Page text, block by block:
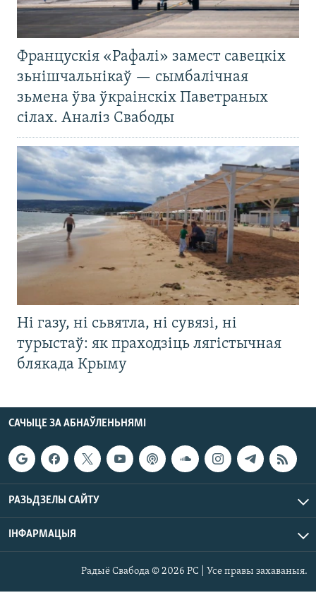
Францускія «Рафалі» замест савецкіх
зьнішчальнікаў — сымбалічная
зьмена ўва ўкраінскіх Паветраных
сілах. Аналіз Свабоды
Ні газу, ні сьвятла, ні сувязі, ні
турыстаў: як праходзіць лягістычная
блякада Крыму
САЧЫЦЕ ЗА АБНАЎЛЕНЬНЯМІ
РАЗЬДЗЕЛЫ САЙТУ
ІНФАРМАЦЫЯ
Радыё Свабода © 2026 РС | Усе правы захаваныя.